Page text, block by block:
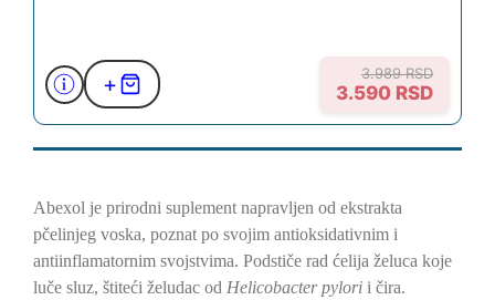
+ 3.989 RSD
3.590 RSD
Abexol je prirodni suplement napravljen od ekstrakta
pčelinjeg voska, poznat po svojim antioksidativnim i
antiinflamatornim svojstvima. Podstiče rad ćelija želuca koje
luče sluz, štiteći želudac od Helicobacter pylorii čira.